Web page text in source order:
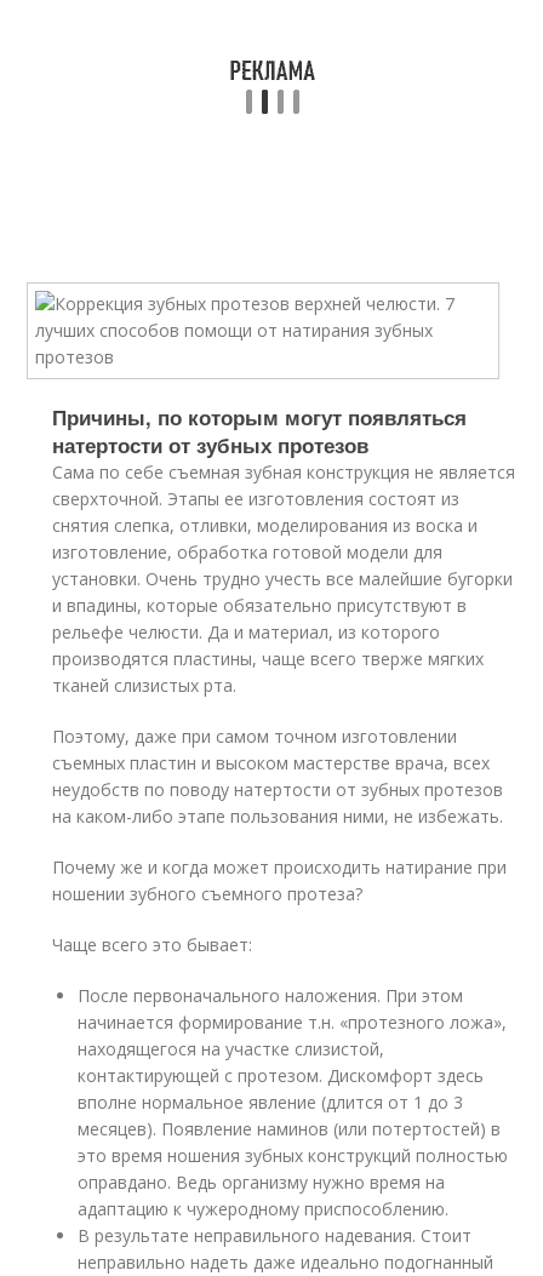
Причины, по которым могут появляться
натертости от зубных протезов
Сама по себе съемная зубная конструкция не является
сверхточной. Этапы ее изготовления состоят из
снятия слепка, отливки, моделирования из воска и
изготовление, обработка готовой модели для
установки. Очень трудно учесть все малейшие бугорки
и впадины, которые обязательно присутствуют в
рельефе челюсти. Да и материал, из которого
производятся пластины, чаще всего тверже мягких
тканей слизистых рта.
Поэтому, даже при самом точном изготовлении
съемных пластин и высоком мастерстве врача, всех
неудобств по поводу натертости от зубных протезов
на каком-либо этапе пользования ними, не избежать.
Почему же и когда может происходить натирание при
ношении зубного съемного протеза?
Чаще всего это бывает:
После первоначального наложения. При этом
начинается формирование т.н. «протезного ложа»,
находящегося на участке слизистой,
контактирующей с протезом. Дискомфорт здесь
вполне нормальное явление (длится от 1 до 3
месяцев). Появление наминов (или потертостей) в
это время ношения зубных конструкций полностью
оправдано. Ведь организму нужно время на
адаптацию к чужеродному приспособлению.
В результате неправильного надевания. Стоит
неправильно надеть даже идеально подогнанный